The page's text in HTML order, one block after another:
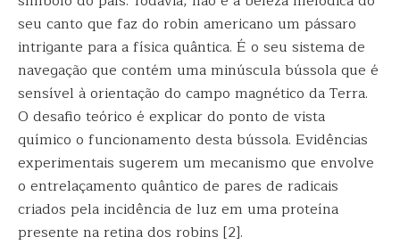
seu canto que faz do robin americano um pássaro
intrigante para a física quântica. É o seu sistema de
navegação que contém uma minúscula bússola que é
sensível à orientação do campo magnético da Terra.
O desafio teórico é explicar do ponto de vista
químico o funcionamento desta bússola. Evidências
experimentais sugerem um mecanismo que envolve
o entrelaçamento quântico de pares de radicais
criados pela incidência de luz em uma proteína
presente na retina dos robins [2].